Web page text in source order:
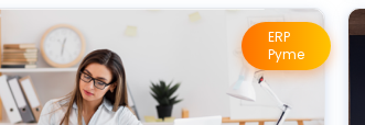
ERP
Pyme